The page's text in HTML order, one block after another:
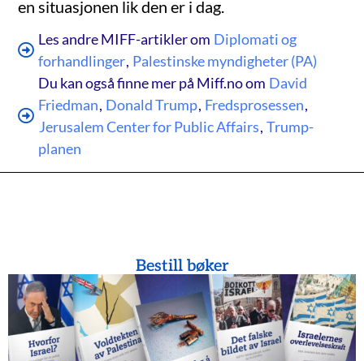
en situasjonen lik den er i dag.
Les andre MIFF-artikler om Diplomati og
forhandlinger, Palestinske myndigheter (PA)
Du kan også finne mer på Miff.no om David
Friedman, Donald Trump, Fredsprosessen,
Jerusalem Center for Public Affairs, Trump-
planen
Bestill bøker